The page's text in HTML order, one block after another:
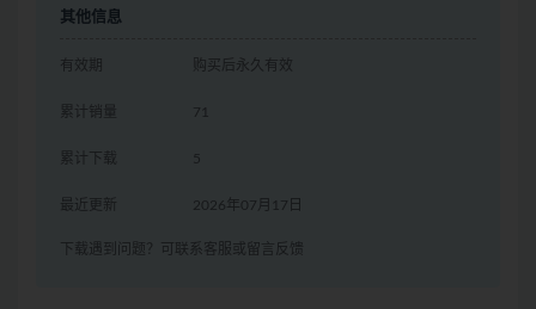
其他信息
有效期 购买后永久有效
累计销量 71
累计下载 5
最近更新 2026年07月17日
下载遇到问题？可联系客服或留言反馈